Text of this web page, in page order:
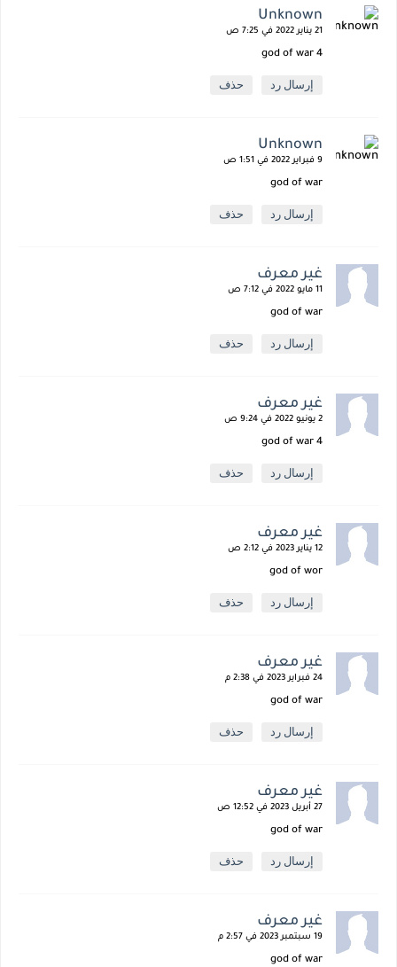
Unknown
21 يناير 2022 في 7:25 ص
god of war 4
إرسال رد حذف
Unknown
9 فبراير 2022 في 1:51 ص
god of war
إرسال رد حذف
غير معرف
11 مايو 2022 في 7:12 ص
god of war
إرسال رد حذف
غير معرف
2 يونيو 2022 في 9:24 ص
god of war 4
إرسال رد حذف
غير معرف
12 يناير 2023 في 2:12 ص
god of wor
إرسال رد حذف
غير معرف
24 فبراير 2023 في 2:38 م
god of war
إرسال رد حذف
غير معرف
27 أبريل 2023 في 12:52 ص
god of war
إرسال رد حذف
غير معرف
19 سبتمبر 2023 في 2:57 م
god of war